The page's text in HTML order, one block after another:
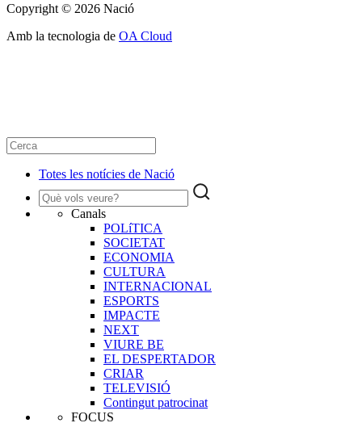
Copyright © 2026 Nació
Amb la tecnologia de OA Cloud
Totes les notícies de Nació
Canals
POLíTICA
SOCIETAT
ECONOMIA
CULTURA
INTERNACIONAL
ESPORTS
IMPACTE
NEXT
VIURE BE
EL DESPERTADOR
CRIAR
TELEVISIÓ
Contingut patrocinat
FOCUS